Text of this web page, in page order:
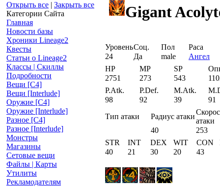
Открыть все | Закрыть все
Категории Сайта
Главная
Новости базы
Хроники Lineage2
Квесты
Статьи о Lineage2
Классы | Скиллы
Подробности
Вещи [С4]
Вещи [Interlude]
Оружие [С4]
Оружие [Interlude]
Разное [C4]
Разное [Interlude]
Монстры
Магазины
Сетовые вещи
Файлы | Карты
Утилиты
Рекламодателям
Gigant
УровеньСоц. Пол
Раса
24
Да male
Ангел
HP
MP SP
2751
273 543
P.Atk.
P.Def. M.Atk.
98
92 39
91
Тип атаки
Радиус атаки
атаки
40
253
STR
INT DEX WIT CON
40
21 30 20 43